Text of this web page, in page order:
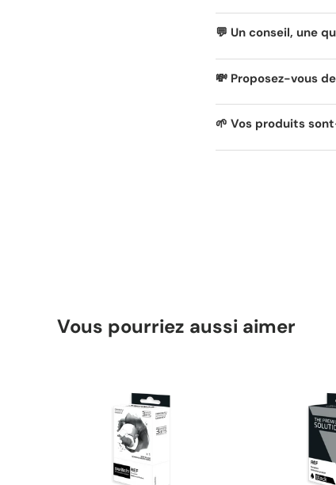
💬 Un conseil, une
💸 Proposez-vous
🌱 Vos produits
Vous pourriez aussi aimer